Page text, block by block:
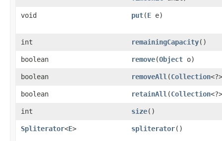
void put(E e)
int remainingCapacity()
boolean remove(Object o)
boolean removeAll (Collection
boolean retainAll (Collection
int size()
Spliterator<E> spliterator()